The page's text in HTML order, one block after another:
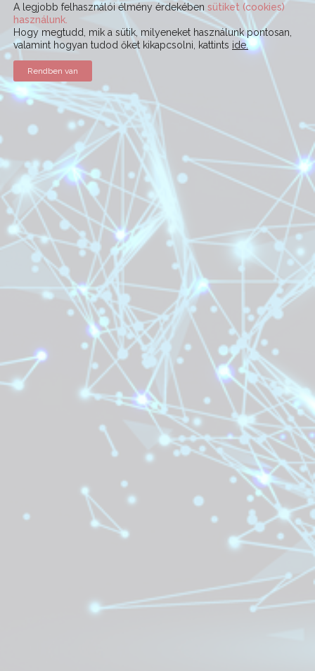
A legjobb felhasználói élmény érdekében sütiket (cookies)
használunk.
Hogy megtudd, mik a sütik, milyeneket használunk pontosan,
valamint hogyan tudod őket kikapcsolni, kattints ide.
Rendben van